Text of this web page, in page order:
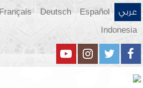
عربي Español
Deutsch
Français
Indonesia